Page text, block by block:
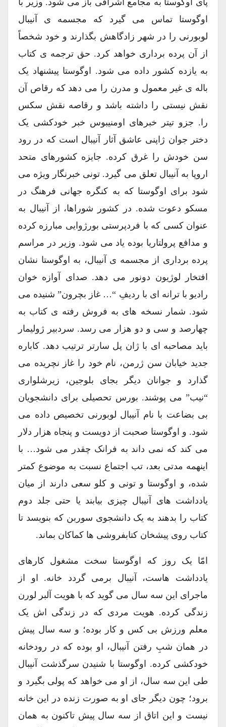
پای اوگوستا به مجامع اشرافی باز می شود. وزیر با
اوگوستا تماس می گیرد که مجسمه ی آنیبال
لوبورنی را در شهر زادگاهش بگذارند و خود شخصاً
از آن پرده برداری خواهد کرد. حق ترجمه ی کتاب
به یازده کشور داده می شود. اوگوستا پیشنهاد یک
باله ی غیر معمول و مدرن را می دهد که رقاص آن
نقش نیستی را داشته باشد و رقاصه نقش سکس
را. جزو تیتر خبرهای اومنیبوس خبر خودکشی یک
دختر جوان ژاپنی عاشق آثار آنیبال است که در رود
سن خودش را غرق کرده. جایزه کشورهای متحد
اروپا به آنیبال تعلق می گیرد. تونی خبرنگار ویژه می
شود برای اوگوستا که به کنگره جهانی فرهنگ در
مسکو دعوت شده. در کشور شوراها، از آنیبال به
عنوان کسی که با فردپرستی بورژوایی مبارزه کرده
و مدافع پرولتاریا بوده یاد می شود. وزیر در مراسم
پرده برداری از مجسمه ی آنیبال، به اوگوستا نشان
افتخار لوژیون دونور می دهد. صدای آوازه خوان
رادیو با ترانه ای با ردیفِ “… غاز بچرون” شنیده می
شود. شمار نسخه های به فروش رفته ی کتاب به
چهارصد و سی و دو هزار می رسد. سردبیر ژولیمار
باید مصاحبه ای با ژان پل سارتر ترتیب دهد. کاباره
جدید خیابان سن ژرمن، نام خود را غاز نچریده می
گذارد و جوانان دیگر بجای بلوجین، زیرشلواری
“نیب” می پوشند. بورس تحصیلی برای دانشجویان
بی بضاعت با نام آنیبال لوبورنی تخصیص داده می
شود. و اوگوستا صحبت از دویست و پنجاه هزار دلار
می کند که نمی داند به فرانک چقدر می شود… با
اینهمه مدتی بعد، تب اجتماع نسبت به موضوع کمتر
شده، و اوگوستا و تونی و کلو سعی دارند از میان
یادداشت های آنیبال چیزی بیابند یا حتی جلد دوم
کتاب را بدهند به یک دانشجوی سوربن که بنویسد تا
کتاب روی پیشخان کتابفروشی ها کماکان بماند.
امّا یک روز که اوگوستا سخت مشغول کارهای
یادداشت هاست، آنیبال برمی گردد خانه. او از
ماجرای این سه سال می گوید که با هویت آلبر لورن
زندگی کرده. هویت مردی که در زندگی اش یک
معلم ورزش بی کس و کار بوده؛ و سه سال پیش
در همان شبِ رفتن آنیبال، او بوده که در رودخانه
خودکشی کرده. اوگوستا با شنیدن سرگذشت آنیبال
طی این سه سال، از او می خواهد که پولی بگیرد و
برود؛ چون دیگر جای او به صورت زنده در این خانه
نیست و این اتاق از سه سال پیش تاکنون به همان